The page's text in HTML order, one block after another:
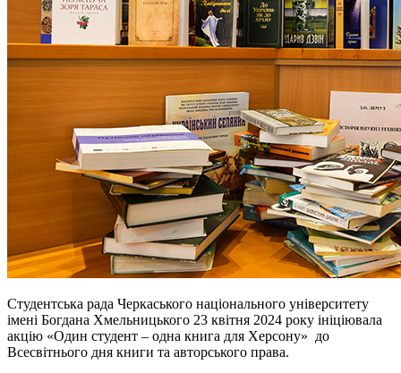
Студентська рада Черкаського національного університету
імені Богдана Хмельницького 23 квітня 2024 року ініціювала
акцію «Один студент – одна книга для Херсону» до
Всесвітнього дня книги та авторського права.